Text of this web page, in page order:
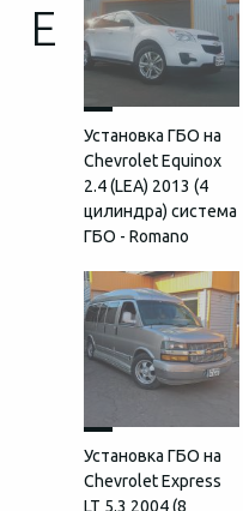
E
Установка ГБО на
Chevrolet Equinox
2.4 (LEA) 2013 (4
цилиндра) система
ГБО - Romano
Установка ГБО на
Chevrolet Express
LT 5.3 2004 (8